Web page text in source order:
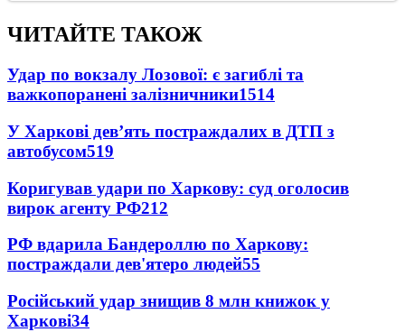
ЧИТАЙТЕ ТАКОЖ
Удар по вокзалу Лозової: є загиблі та
важкопоранені залізничники1514
У Харкові дев’ять постраждалих в ДТП з
автобусом519
Коригував удари по Харкову: суд оголосив
вирок агенту РФ212
РФ вдарила Бандероллю по Харкову:
постраждали дев'ятеро людей55
Російський удар знищив 8 млн книжок у
Харкові34